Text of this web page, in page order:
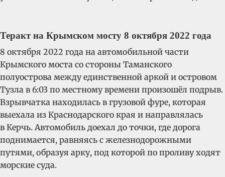
Теракт на Крымском мосту 8 октября 2022 года
8 октября 2022 года на автомобильной части
Крымского моста со стороны Таманского
полуострова между единственной аркой и островом
Тузла в 6:03 по местному времени произошёл подрыв.
Взрывчатка находилась в грузовой фуре, которая
выехала из Краснодарского края и направлялась
в Керчь. Автомобиль доехал до точки, где дорога
поднимается, равняясь с железнодорожными
путями, образуя арку, под которой по проливу ходят
морские суда.